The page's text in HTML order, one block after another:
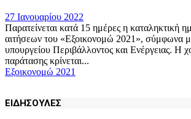
27 Ιανουαρίου 2022
Παρατείνεται κατά 15 ημέρες η καταληκτική
αιτήσεων του «Εξοικονομώ 2021», σύμφωνα
υπουργείου Περιβάλλοντος και Ενέργειας. Η
παράτασης κρίνεται...
Εξοικονομώ 2021
ΕΙΔΗΣΟΥΛΕΣ